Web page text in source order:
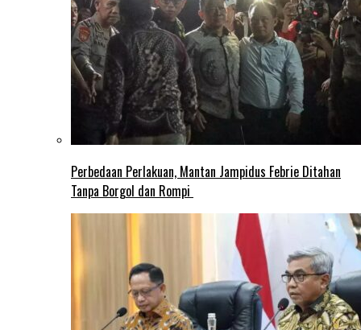
Perbedaan Perlakuan, Mantan Jampidus Febrie Ditahan
Tanpa Borgol dan Rompi